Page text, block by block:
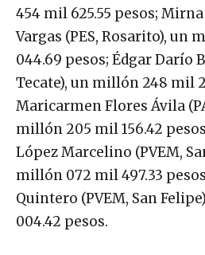
454 mil 625.55 pesos;
Vargas (PES, Rosarito), un
044.69 pesos; Édgar Darío
Tecate), un millón 248 mil
Maricarmen Flores Ávila
millón 205 mil 156.42
López Marcelino (PVEM,
millón 072 mil 497.33
Quintero (PVEM, San
004.42 pesos.